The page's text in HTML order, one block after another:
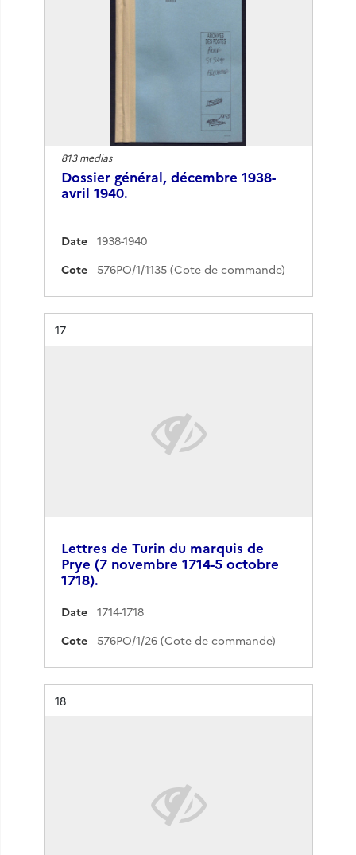
813 medias
Dossier général, décembre 1938-
avril 1940.
Date
1938-1940
Cote
576PO/1/1135 (Cote de commande)
Résultat n°
17
Lettres de Turin du marquis de
Prye (7 novembre 1714-5 octobre
1718).
Date
1714-1718
Cote
576PO/1/26 (Cote de commande)
Résultat n°
18